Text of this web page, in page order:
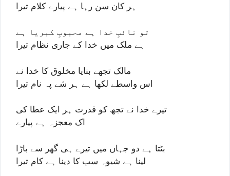
ہر کان سن رہا ہے پیارے کلام تیرا
تو نائبِ خدا ہے محبوبِ کبریا ہے
ہے ملک میں خدا کے جاری نظام تیرا
مالک تجھے بنایا مخلوق کا خدا نے
اس واسطے لکھا ہے ہر شے پہ نام تیرا
تیرے خدا نے تجھ کو قدرت ہر ایک عطا کی
اک معجزہ ہے پیارے
بٹتا ہے دو جہاں میں تیرے ہی گھر سے باڑا
لینا ہے شیوہ سب کا دینا ہے کام تیرا